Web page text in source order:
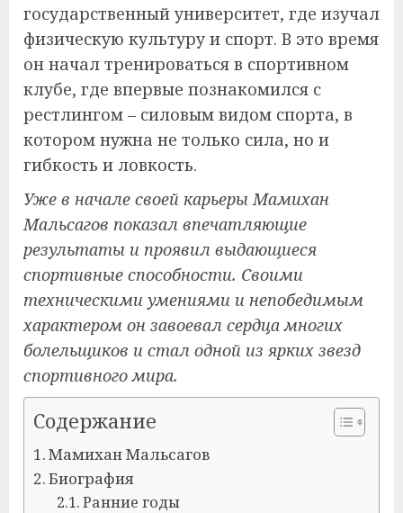
государственный университет, где изучал
физическую культуру и спорт. В это время
он начал тренироваться в спортивном
клубе, где впервые познакомился с
рестлингом – силовым видом спорта, в
котором нужна не только сила, но и
гибкость и ловкость.
Уже в начале своей карьеры Мамихан
Мальсагов показал впечатляющие
результаты и проявил выдающиеся
спортивные способности. Своими
техническими умениями и непобедимым
характером он завоевал сердца многих
болельщиков и стал одной из ярких звезд
спортивного мира.
Содержание
Мамихан Мальсагов
Биография
Ранние годы